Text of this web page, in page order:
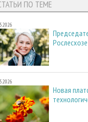
ПО ТЕМЕ
Новая